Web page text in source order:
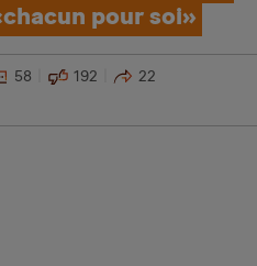
pour soi»
58 192 22